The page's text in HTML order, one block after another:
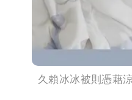
久賴冰冰被則憑藉